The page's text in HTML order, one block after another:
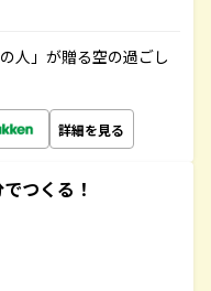
人」が贈る空の過ごし
詳細を見る
つくる！